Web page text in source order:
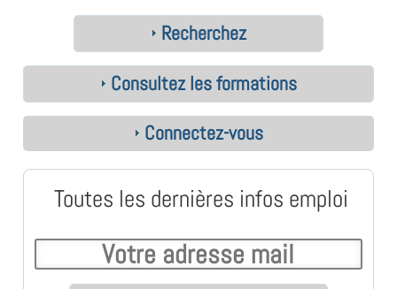
Recherchez
Consultez les formations
Connectez-vous
Toutes les dernières infos emploi